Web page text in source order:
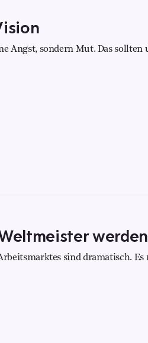
Angst, sondern Mut. Das sollten
werden
sind dramatisch. Es